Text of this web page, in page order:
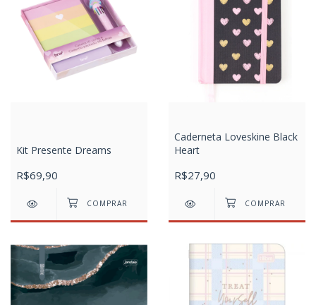
Kit Presente Dreams
R$69,90
Caderneta Loveskine Black
Heart
R$27,90